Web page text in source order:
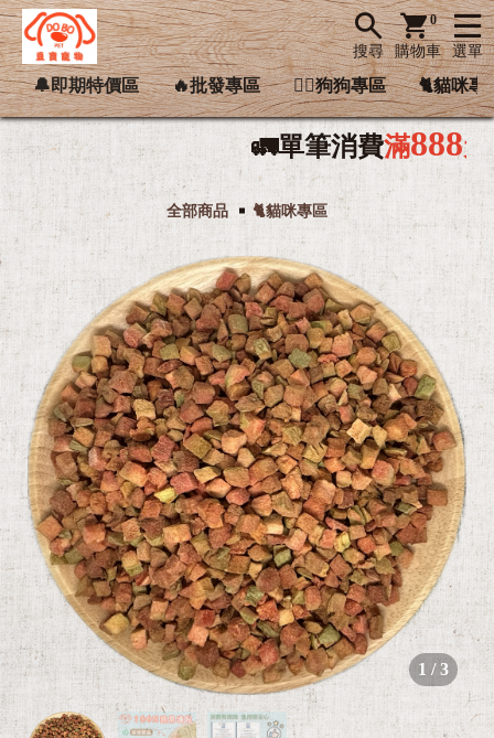
0
購物車
搜尋 選單
🔔即期特價區 🔥批發專區 🐕‍🦺狗狗專區 🐈貓咪專
🚛單筆消費滿888元享
全部商品 🐈貓咪專區
1 /3